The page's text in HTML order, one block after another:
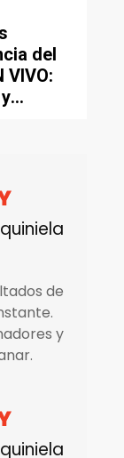
del
VIVO: